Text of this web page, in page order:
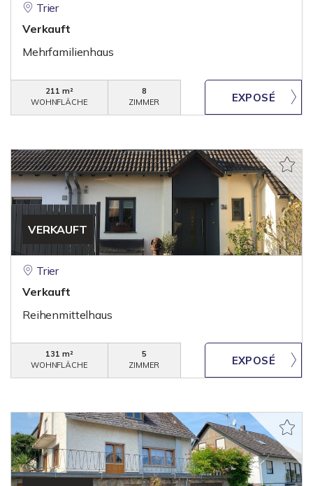
Trier
Verkauft
Mehrfamilienhaus
211 m²
WOHNFLÄCHE
8
ZIMMER
VERKAUFT
Trier
Verkauft
Reihenmittelhaus
131 m²
WOHNFLÄCHE
5
ZIMMER